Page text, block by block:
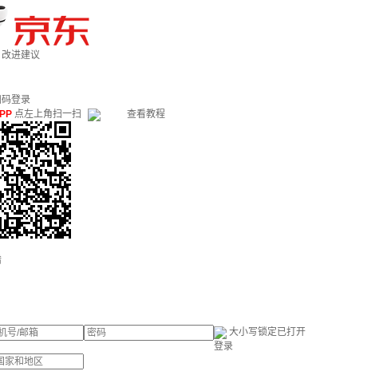
进建议
登录
点左上角扫一扫 查看教程
大小写锁定已打开
登录